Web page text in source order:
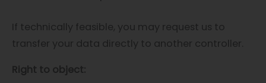
If technically feasible, you may request us to
transfer your data directly to another controller.
Right to object: